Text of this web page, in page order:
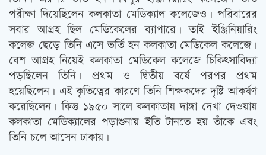
পরীক্ষা দিয়েছিলেন কলকাতা মেডিক্যাল কলেজেও। পরিবারের
সবার আগ্রহ ছিল মেডিকেলের ব্যাপারে। তাই ইঞ্জিনিয়ারিং
কলেজ ছেড়ে তিনি এসে ভর্তি হন কলকাতা মেডিকেল কলেজে।
বেশ আগ্রহ নিয়েই কলকাতা মেডিকেল কলেজে চিকিত্‍সাবিদ্যা
পড়ছিলেন তিনি। প্রথম ও দ্বিতীয় বর্ষে পরপর প্রথম
হয়েছিলেন। এই কৃতিত্বের কারণে তিনি শিক্ষকদের দৃষ্টি আকর্ষণ
করেছিলেন। কিন্তু ১৯৫০ সালে কলকাতায় দাঙ্গা দেখা দেওয়ায়
কলকাতা মেডিক্যালের পড়াশুনায় ইতি টানতে হয় তাঁকে এবং
তিনি চলে আসেন ঢাকায়।